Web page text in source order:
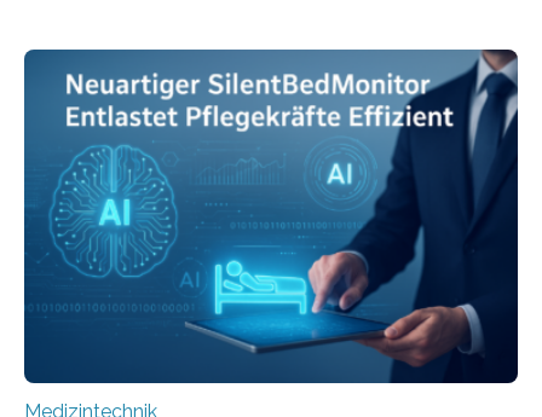
Medizintechnik